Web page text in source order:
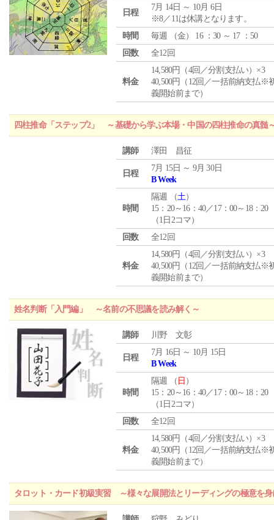
日程
7月 14日 ～ 10月 6日
※8／11は休講となります。
時間
毎週 （金） 16 ：30 ～ 17 ：50
回数
全12回
料金
14,580円（4回／分割支払い）×3
40,500円（12回／一括前納支払※
義開始前まで）
四柱推命「ステップ2」 ～基礎から学ぶ本場・中国の四柱推命の真髄
講師 澤田 昌征
日程
7月 15日 ～ 9月 30日
B Week
時間
隔週 （土）
15：20～16：40／17：00～18：20
（1日2コマ）
回数
全12回
料金
14,580円（4回／分割支払い）×3
40,500円（12回／一括前納支払※
義開始前まで）
姓名判断「入門編」 ～名前の不思議を読み解く～
講師 川野 文彰
日程
7月 16日 ～ 10月 15日
B Week
時間
隔週 （ 日 ）
15：20～16：40／17：00～18：20
（1日2コマ）
回数
全12回
料金
14,580円（4回／分割支払い）×3
40,500円（12回／一括前納支払※
義開始前まで）
タロット・カード初級実習 ～様々な展開法とリーディングの極意を身